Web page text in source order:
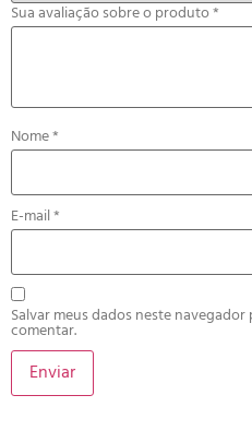
Sua avaliação sobre o produto*
Nome*
E-mail*
Salvar meus dados neste
comentar.